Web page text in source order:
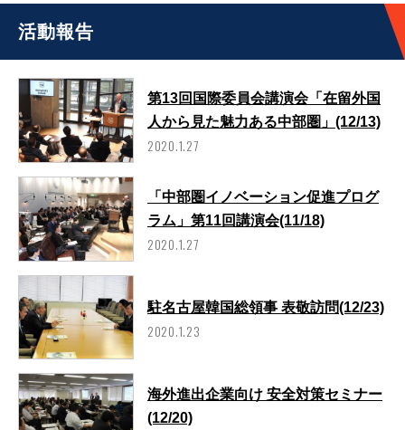
活動報告
第13回国際委員会講演会「在留外国
人から見た魅力ある中部圏」(12/13)
2020.1.27
「中部圏イノベーション促進プログ
ラム」第11回講演会(11/18)
2020.1.27
駐名古屋韓国総領事 表敬訪問(12/23)
2020.1.23
海外進出企業向け 安全対策セミナー
(12/20)